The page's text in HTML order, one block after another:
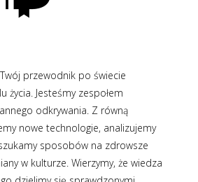
przewodnik po świecie
życia. Jesteśmy zespołem
odkrywania. Z równą
nowe technologie, analizujemy
sposobów na zdrowsze
w kulturze. Wierzymy, że wiedza